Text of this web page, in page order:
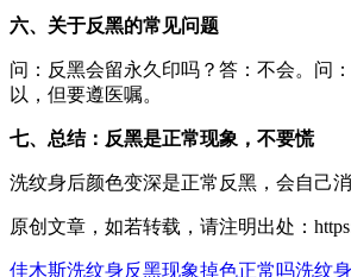
六、关于反黑的常见问题
问：反黑会留永久印吗？答：不会。问
以，但要遵医嘱。
七、总结：反黑是正常现象，不要慌
洗纹身后颜色变深是正常反黑，会自己
原创文章，如若转载，请注明出处：
佳木斯洗纹身反黑现象掉色正常吗洗纹